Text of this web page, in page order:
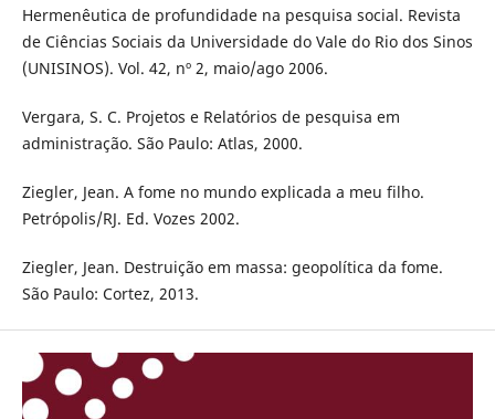
Hermenêutica de profundidade na pesquisa social. Revista
de Ciências Sociais da Universidade do Vale do Rio dos Sinos
(UNISINOS). Vol. 42, nº 2, maio/ago 2006.
Vergara, S. C. Projetos e Relatórios de pesquisa em
administração. São Paulo: Atlas, 2000.
Ziegler, Jean. A fome no mundo explicada a meu filho.
Petrópolis/RJ. Ed. Vozes 2002.
Ziegler, Jean. Destruição em massa: geopolítica da fome.
São Paulo: Cortez, 2013.